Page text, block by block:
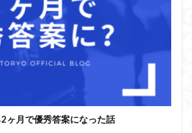
ヶ月で優秀答案になった話